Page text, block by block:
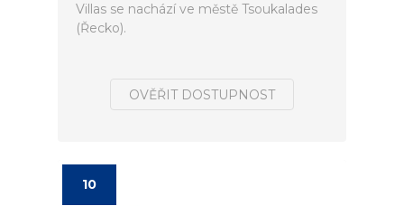
Villas se nachází ve městě Tsoukalades
(Řecko).
OVĚŘIT DOSTUPNOST
10